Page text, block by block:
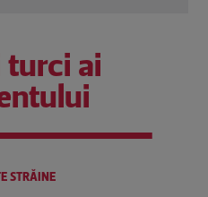
ai
STRĂINE